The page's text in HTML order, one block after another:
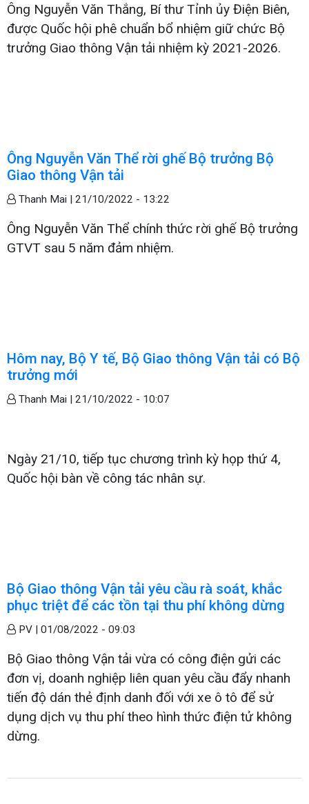
Ông Nguyễn Văn Thắng, Bí thư Tỉnh ủy Điện Biên,
được Quốc hội phê chuẩn bổ nhiệm giữ chức Bộ
trưởng Giao thông Vận tải nhiệm kỳ 2021-2026.
Ông Nguyễn Văn Thể rời ghế Bộ trưởng Bộ
Giao thông Vận tải
Thanh Mai | 21/10/2022 - 13:22
Ông Nguyễn Văn Thể chính thức rời ghế Bộ trưởng
GTVT sau 5 năm đảm nhiệm.
Hôm nay, Bộ Y tế, Bộ Giao thông Vận tải có Bộ
trưởng mới
Thanh Mai | 21/10/2022 - 10:07
Ngày 21/10, tiếp tục chương trình kỳ họp thứ 4,
Quốc hội bàn về công tác nhân sự.
Bộ Giao thông Vận tải yêu cầu rà soát, khắc
phục triệt để các tồn tại thu phí không dừng
PV | 01/08/2022 - 09:03
Bộ Giao thông Vận tải vừa có công điện gửi các
đơn vị, doanh nghiệp liên quan yêu cầu đẩy nhanh
tiến độ dán thẻ định danh đối với xe ô tô để sử
dụng dịch vụ thu phí theo hình thức điện tử không
dừng.